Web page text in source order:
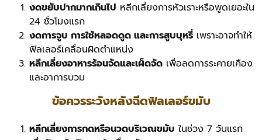
งดขยับปากมากเกินไป หลีกเลี่ยงการหัวเราะหรือพูดเยอะใน
24 ชั่วโมงแรก
งดการจูบ การใช้หลอดดูด และการสูบบุหรี่ เพราะอาจทำให้
ฟิลเลอร์เคลื่อนผิดตำแหน่ง
หลีกเลี่ยงอาหารร้อนจัดและเผ็ดจัด เพื่อลดการระคายเคือง
และอาการบวม
ข้อควรระวังหลังฉีดฟิลเลอร์ขมับ
หลีกเลี่ยงการกดหรือนวดบริเวณขมับ ในช่วง 7 วันแรก